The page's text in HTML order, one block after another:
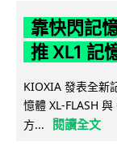
靠快閃記
推 XL1 記
KIOXIA 發表全新
憶體 XL-FLASH
方...
閱讀全文